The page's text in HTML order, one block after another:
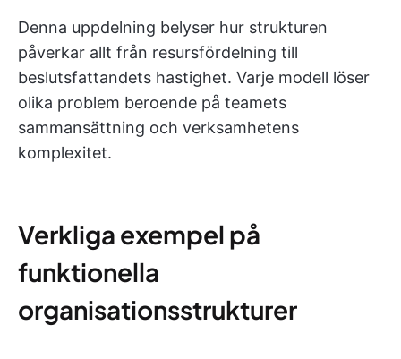
Denna uppdelning belyser hur strukturen
påverkar allt från resursfördelning till
beslutsfattandets hastighet. Varje modell löser
olika problem beroende på teamets
sammansättning och verksamhetens
komplexitet.
Verkliga exempel på
funktionella
organisationsstrukturer